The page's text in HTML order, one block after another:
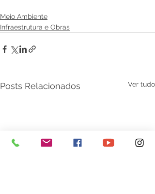
Meio Ambiente
Infraestrutura e Obras
Posts Relacionados Ver tudo